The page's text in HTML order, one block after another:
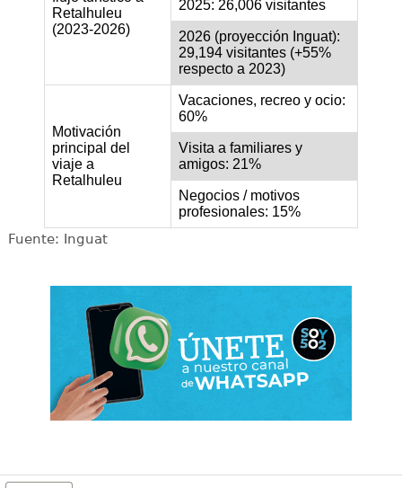
Retalhuleu
(2023-2026)
2025: 26,006 visitantes
2026 (proyección Inguat):
29,194 visitantes (+55%
respecto a 2023)
Motivación
principal del
viaje a
Retalhuleu
Vacaciones, recreo y ocio:
60%
Visita a familiares y
amigos: 21%
Negocios / motivos
profesionales: 15%
Fuente: Inguat